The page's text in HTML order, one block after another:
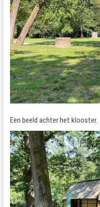
Een beeld achter het klooster.